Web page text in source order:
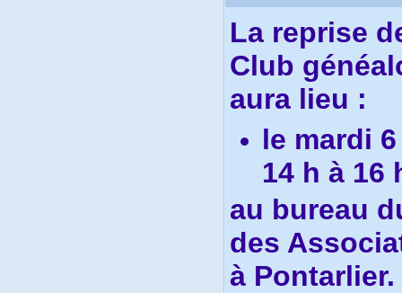
La reprise
Club
aura lieu :
le mardi
14 h à 16
au bureau
des
à Pontarlier.